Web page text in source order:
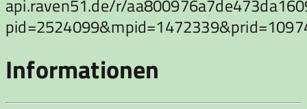
api.raven51.de/r/
Informationen